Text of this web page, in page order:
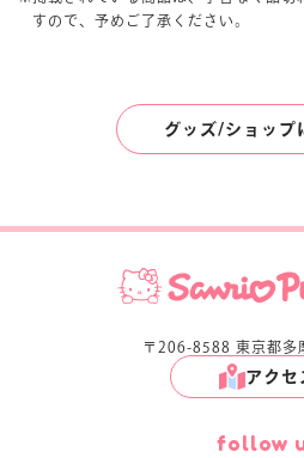
すので、予めご了承ください。
グッズ/ショップ
〒206-8588 東京都多
アクセ
follow